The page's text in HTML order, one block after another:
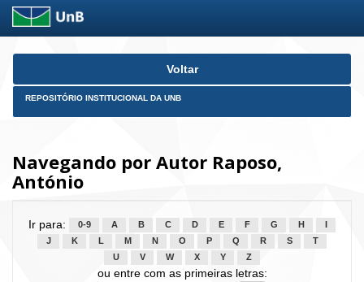
Skip
Voltar
REPOSITÓRIO INSTITUCIONAL DA UNB
Navegando por Autor Raposo,
António
Ir para: 0-9 A B C D E F G H
J
K L M N O P Q R S
T
U
V W X Y Z
ou entre com as primeiras letras: